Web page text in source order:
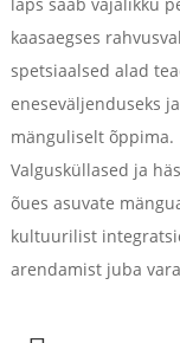
laps saab vajalikku
kaasaegses
spetsiaalsed alad
eneseväljenduseks
mänguliselt õppima.
Valgusküllased ja
õues asuvate
kultuurilist
arendamist juba